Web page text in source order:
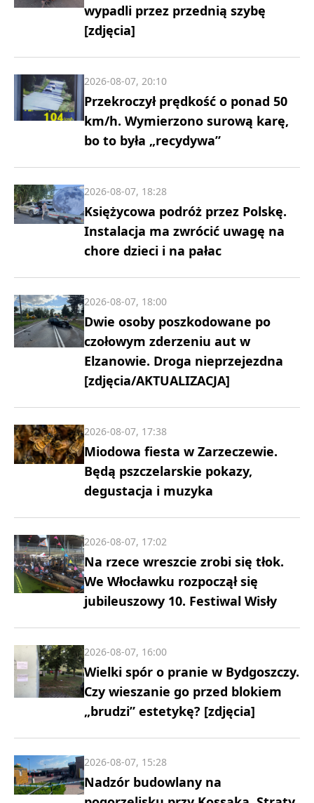
wypadli przez przednią szybę
[zdjęcia]
Przekroczył prędkość o ponad 50
km/h. Wymierzono surową karę,
bo to była „recydywa”
2026-08-07, 20:10
Księżycowa podróż przez Polskę.
Instalacja ma zwrócić uwagę na
chore dzieci i na pałac
2026-08-07, 18:28
Dwie osoby poszkodowane po
czołowym zderzeniu aut w
Elzanowie. Droga nieprzejezdna
[zdjęcia/AKTUALIZACJA]
2026-08-07, 18:00
Miodowa fiesta w Zarzeczewie.
Będą pszczelarskie pokazy,
degustacja i muzyka
2026-08-07, 17:38
Na rzece wreszcie zrobi się tłok.
We Włocławku rozpoczął się
jubileuszowy 10. Festiwal Wisły
2026-08-07, 17:02
Wielki spór o pranie w Bydgoszczy.
Czy wieszanie go przed blokiem
„brudzi” estetykę? [zdjęcia]
2026-08-07, 16:00
Nadzór budowlany na
2026-08-07, 15:28